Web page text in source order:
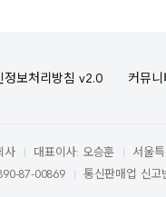
정보처리방침 v2.0 커뮤니
사 대표이사: 오승훈
서울
87-00869
통신판매업 신고